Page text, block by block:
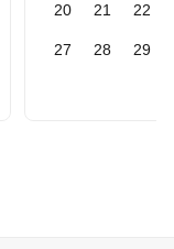
20 21 22
27 28 29